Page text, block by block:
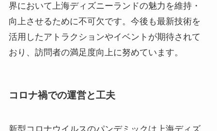
界において上海ディズニーランドの魅力を維持・
向上させるために不可欠です。今後も最新技術を
活用したアトラクションやイベントが期待されて
おり、訪問者の満足度向上に努めています。
コロナ禍での運営と工夫
新型コロナウイルスのパンデミックは上海ディズ